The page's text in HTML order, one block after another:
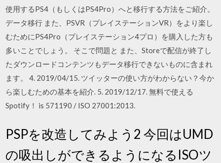
使用するPS4（もしくはPS4Pro）へと移行する方法をご紹介。
データ移行 また、PSVR（プレイステーションVR）をより楽し
むためにPS4Pro（プレイステーション4プロ）を購入した方も
多いことでしょう。 そこで問題と また、Storeで配信が終了し
たダウンロードコンテンツもデータ移行できないものに含まれ
ます。 4. 2019/04/15. ツイッターの使い方がわからない？今か
ら楽しむための基本を紹介. 5. 2019/12/17. 無料で使える
Spotify！ is 571190 / ISO 27001:2013.
PSPを改造してみよう2 今回はUMD
の吸出しができるようになるISOツ